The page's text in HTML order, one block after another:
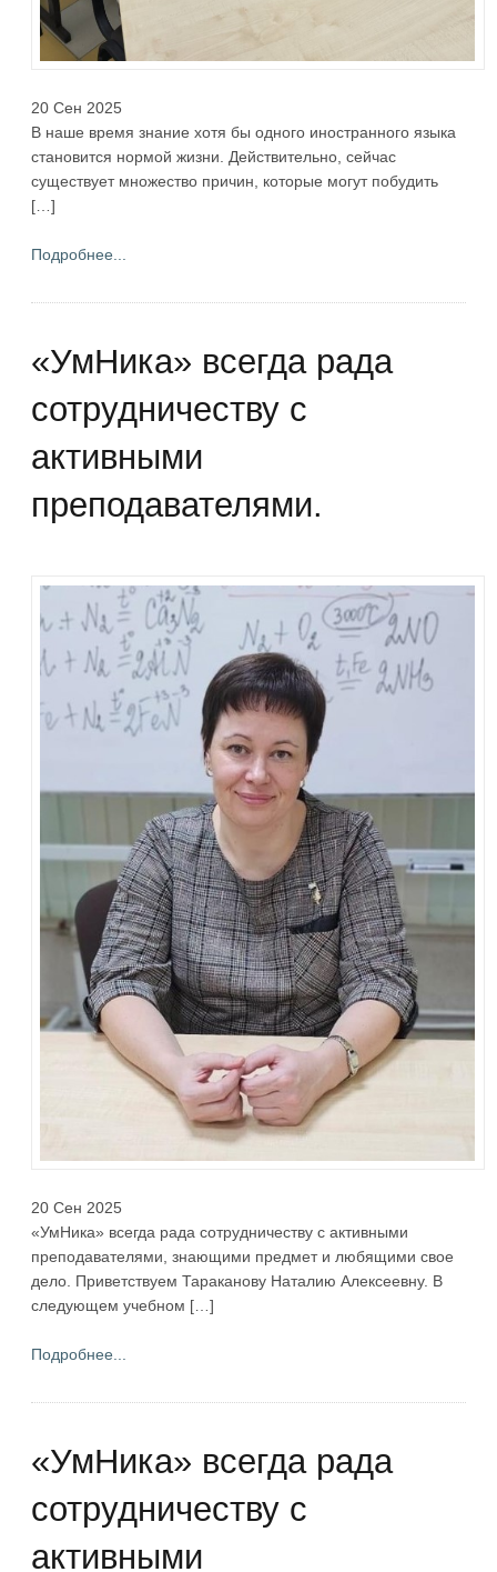
20 Сен 2025
В наше время знание хотя бы одного иностранного языка
становится нормой жизни. Действительно, сейчас
существует множество причин, которые могут побудить
[…]
Подробнее...
«УмНика» всегда рада
сотрудничеству с
активными
преподавателями.
20 Сен 2025
«УмНика» всегда рада сотрудничеству с активными
преподавателями, знающими предмет и любящими свое
дело. Приветствуем Тараканову Наталию Алексеевну. В
следующем учебном […]
Подробнее...
«УмНика» всегда рада
сотрудничеству с
активными